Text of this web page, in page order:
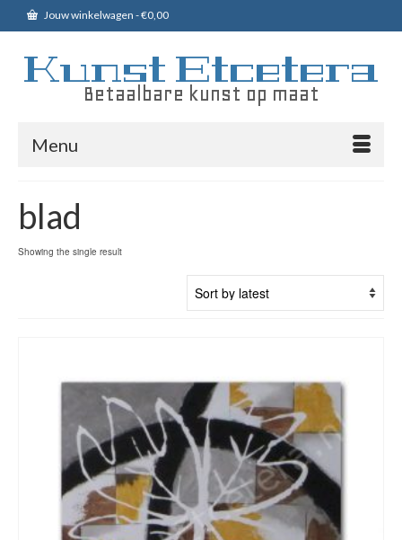
Jouw winkelwagen -€0,00
Kunst Etcetera
Betaalbare kunst op maat
Menu
blad
Showing the single result